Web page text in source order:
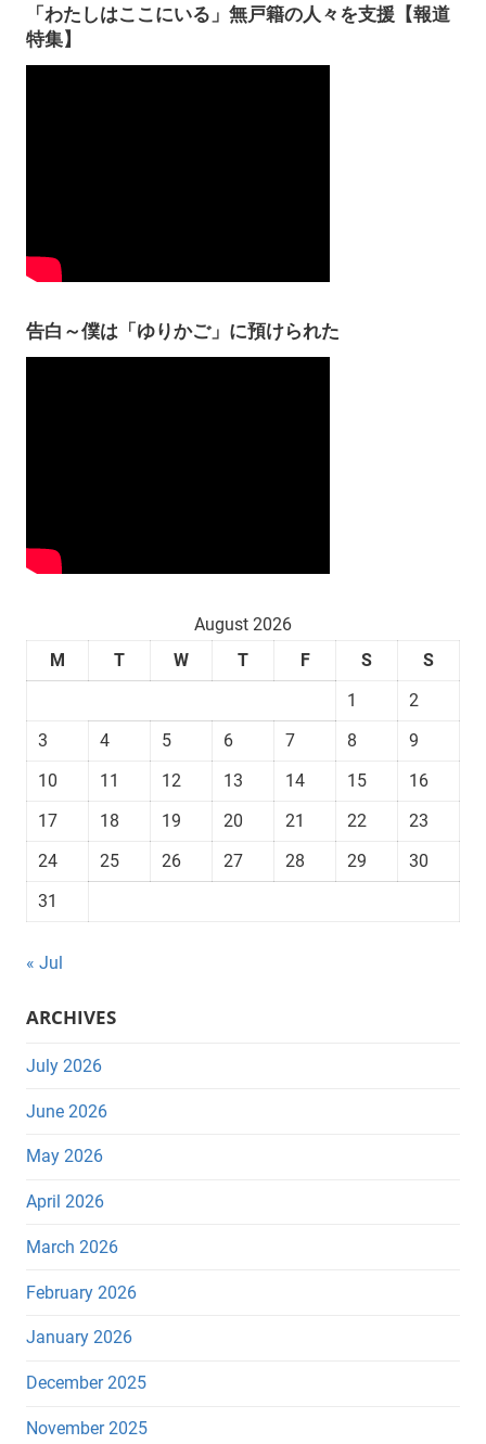
「わたしはここにいる」無戸籍の人々を支援【報道
特集】
告白～僕は「ゆりかご」に預けられた
August 2026
M
T W T F S
S
1
2
3
4 5 6 7 8
9
10
11 12 13 14 15
16
17
18 19 20 21 22
23
24
25 26 27 28 29
30
31
« Jul
ARCHIVES
July 2026
June 2026
May 2026
April 2026
March 2026
February 2026
January 2026
December 2025
November 2025